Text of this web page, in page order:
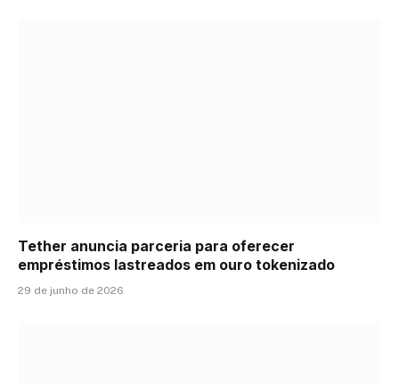
Tether anuncia parceria para oferecer
empréstimos lastreados em ouro tokenizado
29 de junho de 2026